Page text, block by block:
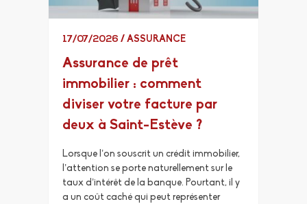
17/07/2026 / ASSURANCE
Assurance de prêt
immobilier : comment
diviser votre facture par
deux à Saint-Estève ?
Lorsque l’on souscrit un crédit immobilier,
l’attention se porte naturellement sur le
taux d’intérêt de la banque. Pourtant, il y
a un coût caché qui peut représenter